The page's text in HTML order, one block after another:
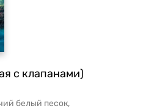
с клапанами)
белый песок,